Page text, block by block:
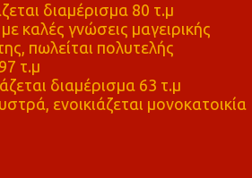
διαμέρισμα 80 τ.μ
καλές γνώσεις μαγειρικής
πωλείται πολυτελής
τ.μ
διαμέρισμα 63 τ.μ
ενοικιάζεται μονοκατοικία